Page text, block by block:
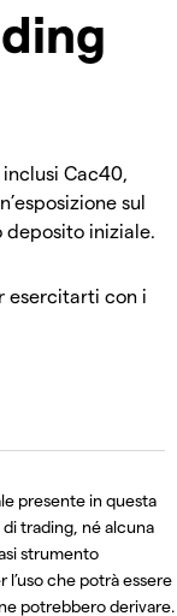
Cac40,
sul
iniziale.
esercitarti con i
presente in questa
trading, né alcuna
strumento
l’uso che potrà essere
potrebbero derivare.